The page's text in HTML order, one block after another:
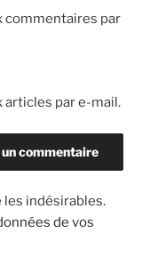
commentaires par
articles par e-mail.
indésirables.
de vos